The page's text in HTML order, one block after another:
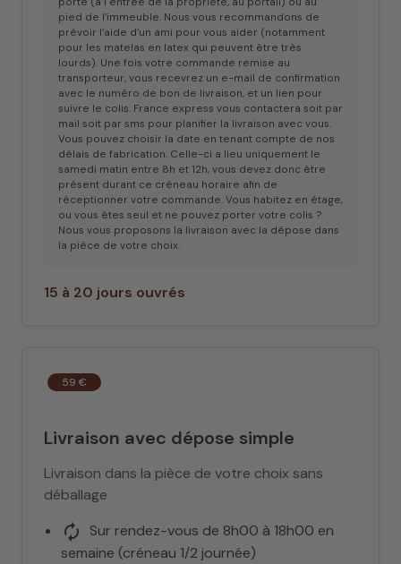
pied de l’immeuble. Nous vous recommandons de
prévoir l’aide d’un ami pour vous aider (notamment
pour les matelas en latex qui peuvent être très
lourds). Une fois votre commande remise au
transporteur, vous recevrez un e-mail de confirmation
avec le numéro de bon de livraison, et un lien pour
suivre le colis. France express vous contactera soit par
mail soit par sms pour planifier la livraison avec vous.
Vous pouvez choisir la date en tenant compte de nos
délais de fabrication. Celle-ci a lieu uniquement le
samedi matin entre 8h et 12h, vous devez donc être
présent durant ce créneau horaire afin de
réceptionner votre commande. Vous habitez en étage,
ou vous êtes seul et ne pouvez porter votre colis ?
Nous vous proposons la livraison avec la dépose dans
la pièce de votre choix.
15 à 20 jours ouvrés
59 €
Livraison avec dépose simple
Livraison dans la pièce de votre choix sans
déballage
autorenew
Sur rendez-vous de 8h00 à 18h00 en
semaine (créneau 1/2 journée)